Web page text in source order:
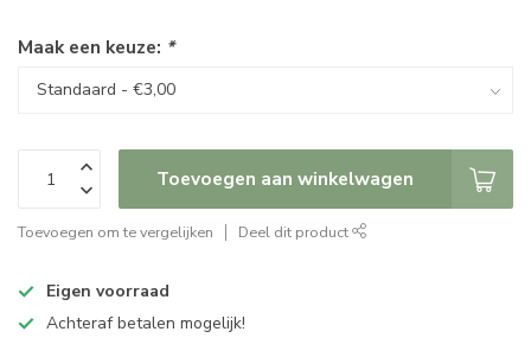
Maak een keuze: *
Toevoegen aan winkelwagen
Toevoegen om te vergelijken Deel dit product
Eigen voorraad
Achteraf betalen mogelijk!